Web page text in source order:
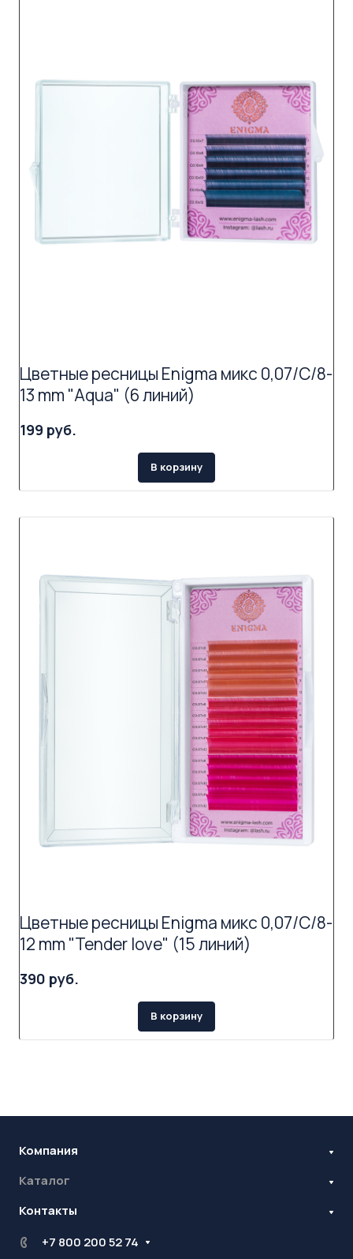
Цветные ресницы Enigma микс 0,07/C/8-
13 mm "Aqua" (6 линий)
199 руб.
В корзину
Цветные ресницы Enigma микс 0,07/C/8-
12 mm "Tender love" (15 линий)
390 руб.
В корзину
Компания
Бренды
Блог
Каталог
Наращивание ресниц
Ламинирование ресниц и бровей
Контакты
Стань оптовиком
+7 800 200 52 74